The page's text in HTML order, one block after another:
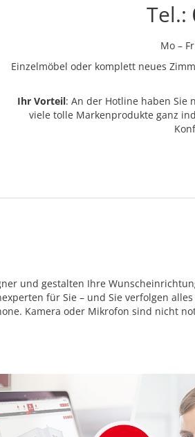
Tel.:
Mo –
Einzelmöbel oder komplett neues
Ihr Vorteil: An der Hotline haben Sie
viele tolle Markenprodukte ganz
und gestalten Ihre
für Sie – und Sie verfolgen
Kamera oder Mikrofon sind nicht